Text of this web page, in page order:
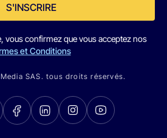
S'INSCRIRE
vous confirmez que vous acceptez nos
et Conditions
SAS. tous droits réservés.